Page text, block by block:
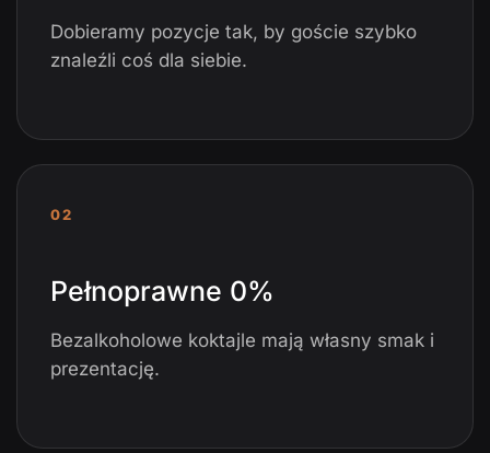
Dobieramy pozycje tak, by goście szybko
znaleźli coś dla siebie.
02
Pełnoprawne 0%
Bezalkoholowe koktajle mają własny smak i
prezentację.